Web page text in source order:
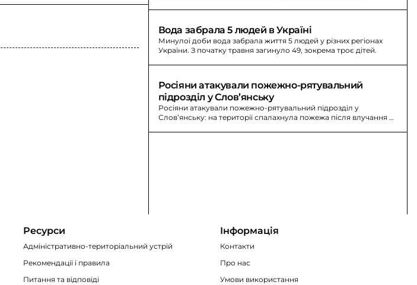
Вода забрала 5 людей в Україні
Минулої доби вода забрала життя 5 людей у різних регіонах
України. З початку травня загинуло 49, зокрема троє дітей.
Росіяни атакували пожежно-рятувальний
підрозділ у Словʼянську
Росіяни атакували пожежно-рятувальний підрозділ у
Словʼянську: на території спалахнула пожежа після влучання у
Ресурси
Адміністративно-територіальний устрій
Рекомендації i правила
Питання та відповіді
Інформація
Контакти
Про нас
Умови використання